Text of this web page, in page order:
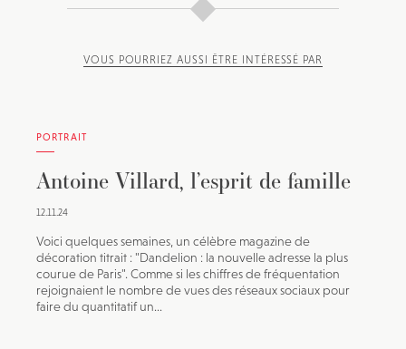
VOUS POURRIEZ AUSSI ÊTRE INTÉRESSÉ PAR
PORTRAIT
Antoine Villard, l’esprit de famille
12.11.24
Voici quelques semaines, un célèbre magazine de
décoration titrait : "Dandelion : la nouvelle adresse la plus
courue de Paris". Comme si les chiffres de fréquentation
rejoignaient le nombre de vues des réseaux sociaux pour
faire du quantitatif un...